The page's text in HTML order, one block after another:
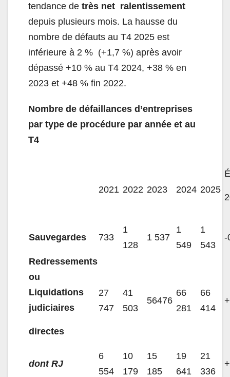
tendance de très net ralentissement
depuis plusieurs mois. La hausse du
nombre de défauts au T4 2025 est
inférieure à 2 % (+1,7 %) après avoir
dépassé +10 % au T4 2024, +38 % en
2023 et +48 % fin 2022.
Nombre de défaillances d’entreprises
par type de procédure par année et au
T4
2021 2022 2023 2024 2025
Sauvegardes 733
1
128
1 537
1
549
1
543
-
Redressements
ou
Liquidations
judiciaires
directes
27
747
41
503
56476
66
281
66
414
dont RJ
6
554
10
179
15
185
19
641
21
336